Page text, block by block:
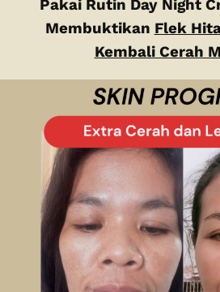
Pakai Rutin Day Night
Membuktikan Flek
Kembali Cerah